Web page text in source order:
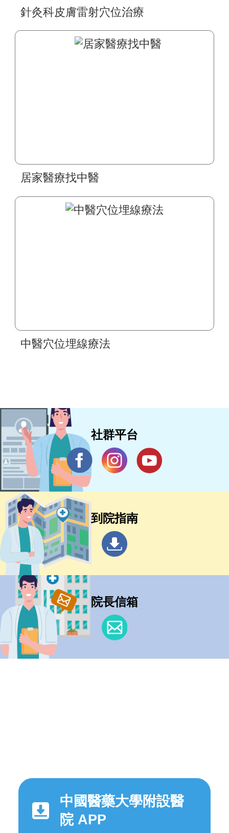
針灸科皮膚雷射穴位治療
居家醫療找中醫
中醫穴位埋線療法
社群平台
到院指南
院長信箱
中國醫藥大學附設醫
院 APP